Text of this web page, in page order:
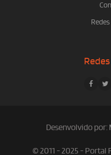
Desenvolvido por:
© 2011 - 2025 - Portal